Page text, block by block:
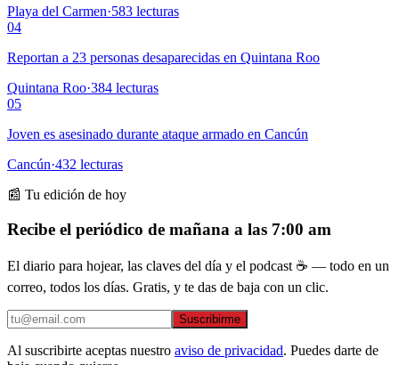
Playa del Carmen·583 lecturas
04
Reportan a 23 personas desaparecidas en Quintana Roo
Quintana Roo·384 lecturas
05
Joven es asesinado durante ataque armado en Cancún
Cancún·432 lecturas
📰 Tu edición de hoy
Recibe el periódico de mañana a las 7:00 am
El diario para hojear, las claves del día y el podcast ☕ — todo en un
correo, todos los días. Gratis, y te das de baja con un clic.
Suscribirme
Al suscribirte aceptas nuestro aviso de privacidad. Puedes darte de